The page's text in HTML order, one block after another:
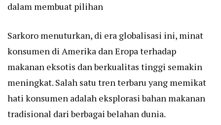
dalam membuat pilihan
Sarkoro menuturkan, di era globalisasi ini, minat
konsumen di Amerika dan Eropa terhadap
makanan eksotis dan berkualitas tinggi semakin
meningkat. Salah satu tren terbaru yang memikat
hati konsumen adalah eksplorasi bahan makanan
tradisional dari berbagai belahan dunia.